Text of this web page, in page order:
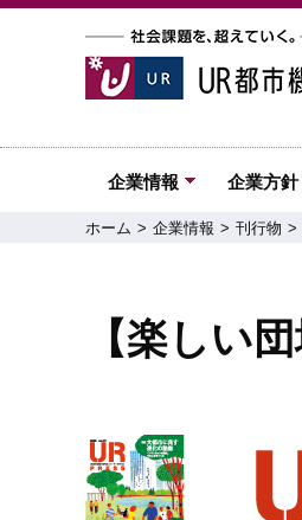
企業情報 企業方
ホーム 企業情報 刊行物
【楽しい